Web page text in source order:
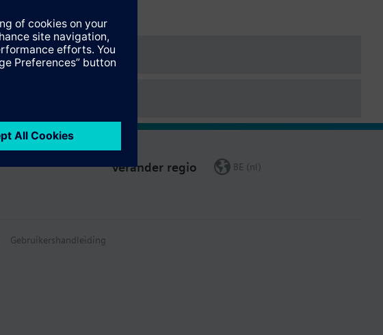
Verander regio BE (nl)
Gebruikershandleiding